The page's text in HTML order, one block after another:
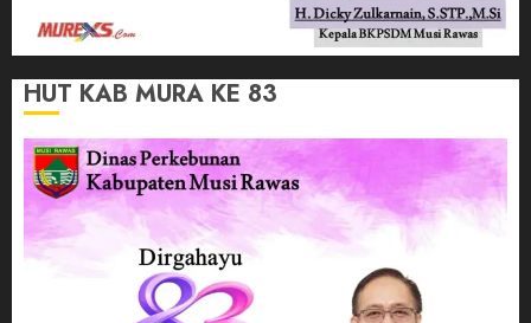
HUT KAB MURA KE 83